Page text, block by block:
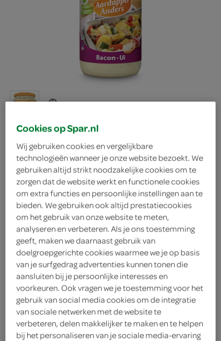
Aardappel Anders
Aardappel Anders
Bacon Ui
Aardappel Anders
3.
69
390 Milliliter
Cookies op Spar.nl
Wij gebruiken cookies en vergelijkbare
technologieën wanneer je onze website bezoekt. We
gebruiken altijd strikt noodzakelijke cookies om te
zorgen dat de website werkt en functionele cookies
om extra functies en persoonlijke instellingen aan te
bieden. We gebruiken ook altijd prestatiecookies
om het gebruik van onze website te meten,
analyseren en verbeteren. Als je ons toestemming
geeft, maken we daarnaast gebruik van
doelgroepgerichte cookies waarmee we je op basis
van je surfgedrag advertenties kunnen tonen die
aansluiten bij je persoonlijke interesses en
voorkeuren. Ook vragen we je toestemming voor het
gebruik van social media cookies om de integratie
van sociale netwerken met de website te
verbeteren, delen makkelijker te maken en te helpen
bij het personaliseren van je sociale media-ervaring